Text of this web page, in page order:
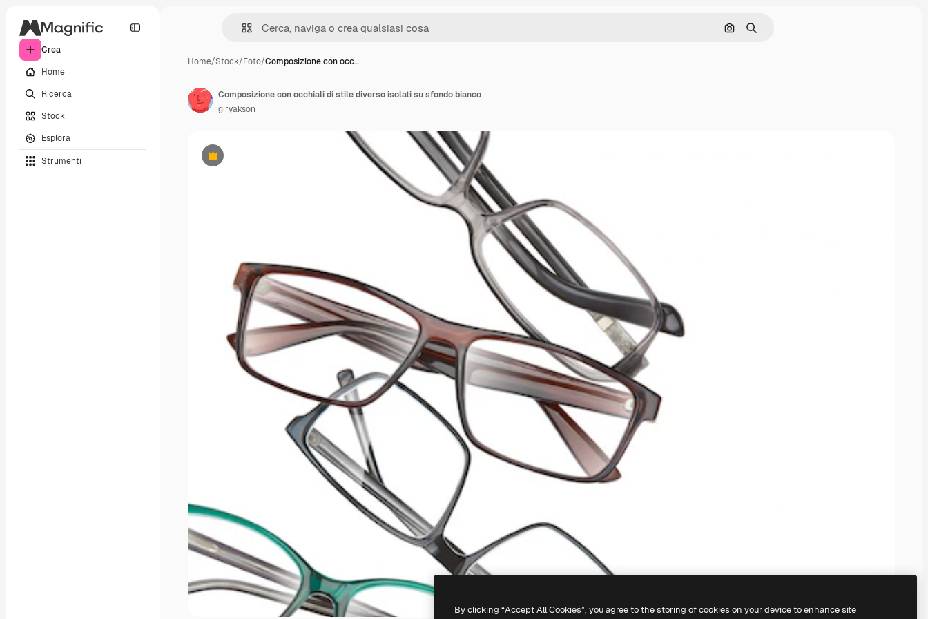
Crea
Home
Ricerca
Stock
Esplora
Strumenti
Cerca per immagine
Ricerca
Home/Stock/Foto/Composizione con occ…
Premium
Composizione con occhiali di stile diverso isolati su sfondo bianco
giryakson
By clicking “Accept All Cookies”, you agree to the storing of cookies on your device to enhance site